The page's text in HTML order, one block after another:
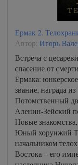
Ермак 2.
Автор: Игорь
Встреча с
спасение от
Ермака:
звание, награда
Потомственный
Аленин-Зейский
Новые
Юный хорунжий
начальником
Востока – его